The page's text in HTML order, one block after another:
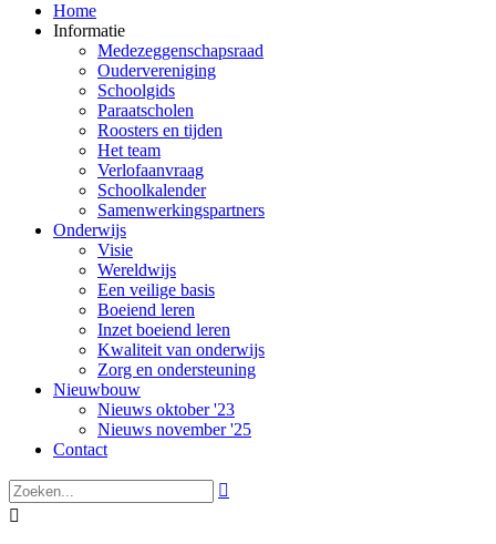
Home
Informatie
Medezeggenschapsraad
Oudervereniging
Schoolgids
Paraatscholen
Roosters en tijden
Het team
Verlofaanvraag
Schoolkalender
Samenwerkingspartners
Onderwijs
Visie
Wereldwijs
Een veilige basis
Boeiend leren
Inzet boeiend leren
Kwaliteit van onderwijs
Zorg en ondersteuning
Nieuwbouw
Nieuws oktober '23
Nieuws november '25
Contact

